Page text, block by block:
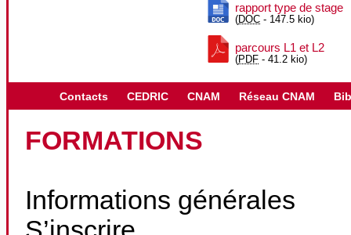
rapport type de stage
(DOC - 147.5 kio)
parcours L1 et L2
(PDF - 41.2 kio)
Contacts CEDRIC CNAM Réseau CNAM
FORMATIONS
Informations générales